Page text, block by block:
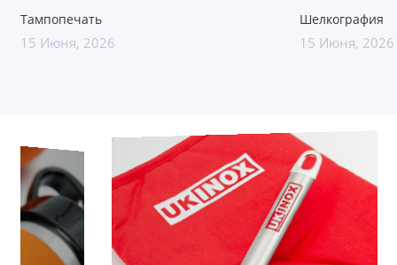
Тампопечать
15 Июня, 2026
Шелкография
15 Июня, 2026